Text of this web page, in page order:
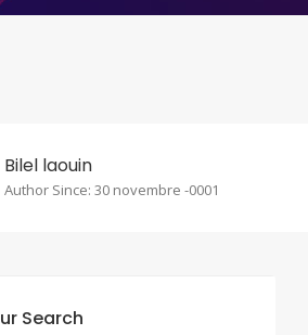
Bilel laouin
Author Since: 30 novembre -0001
Search